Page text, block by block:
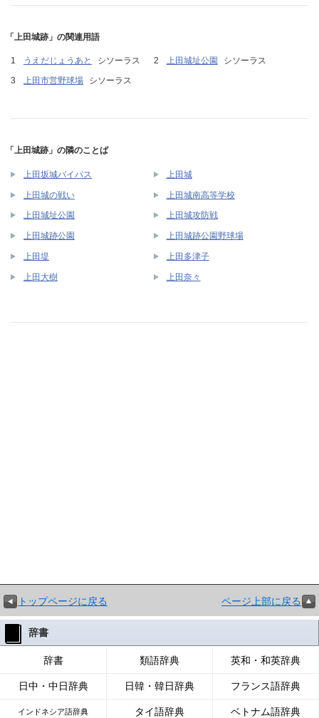
「上田城跡」の関連用語
うえだじょうあと シソーラス 上田城址公園
シソーラス
上田市営野球場
シソーラス
「上田城跡」の隣のことば
上田坂城バイパス 上田城
上田城の戦い 上田城南高等学校
上田城址公園 上田城攻防戦
上田城跡公園 上田城跡公園野球場
上田堤 上田多津子
上田大樹 上田奈々
トップページに戻る ページ上部に戻る
辞書
辞書 類語辞典 英和・和英辞典
日中・中日辞典 日韓・韓日辞典 フランス語辞典
インドネシア語辞典 タイ語辞典 ベトナム語辞典